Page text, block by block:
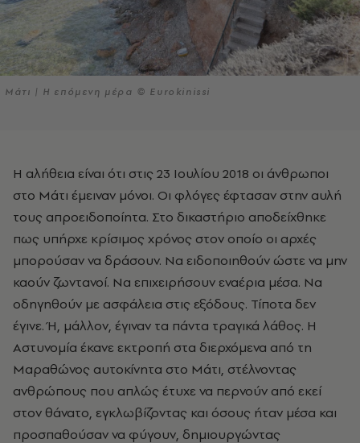
Μάτι | Η επόμενη μέρα © Eurokinissi
Η αλήθεια είναι ότι στις 23 Ιουλίου 2018 οι άνθρωποι
στο Μάτι έμειναν μόνοι. Οι φλόγες έφτασαν στην αυλή
τους απροειδοποίητα. Στο δικαστήριο αποδείχθηκε
πως υπήρχε κρίσιμος χρόνος στον οποίο οι αρχές
μπορούσαν να δράσουν. Να ειδοποιηθούν ώστε να μην
καούν ζωντανοί. Να επιχειρήσουν εναέρια μέσα. Να
οδηγηθούν με ασφάλεια στις εξόδους. Τίποτα δεν
έγινε. Ή, μάλλον, έγιναν τα πάντα τραγικά λάθος. Η
Αστυνομία έκανε εκτροπή στα διερχόμενα από τη
Μαραθώνος αυτοκίνητα στο Μάτι, στέλνοντας
ανθρώπους που απλώς έτυχε να περνούν από εκεί
στον θάνατο, εγκλωβίζοντας και όσους ήταν μέσα και
προσπαθούσαν να φύγουν, δημιουργώντας